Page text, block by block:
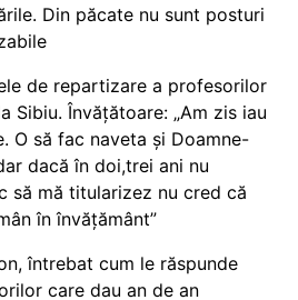
Din păcate nu sunt posturi
de repartizare a profesorilor
Sibiu. Învățătoare: „Am zis iau
O să fac naveta și Doamne-
dacă în doi,trei ani nu
să mă titularizez nu cred că
în învățământ”
întrebat cum le răspunde
care dau an de an